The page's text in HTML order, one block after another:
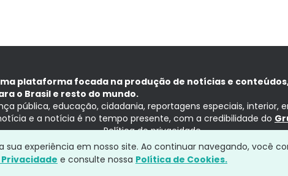
plataforma focada na produção de notícias e
o Brasil e resto do mundo.
pública, educação, cidadania, reportagens especiais, interior,
e a notícia é no tempo presente, com a credibilidade do
Política de privacidade
sua experiência em nosso site. Ao continuar navegando, você
e consulte nossa Política de Cookies.